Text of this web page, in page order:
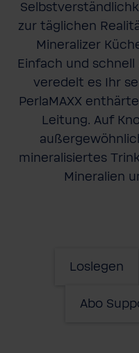
zur täglichen
Mineralizer
Einfach und
veredelt es Ihr
PerlaMAXX
Leitung. Auf
mineralisiertes
Mineralien
Loslegen
Abo